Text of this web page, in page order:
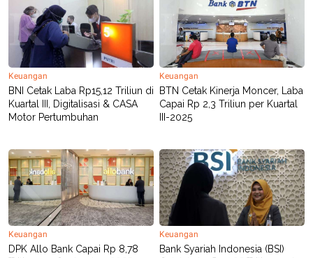
Keuangan
BNI Cetak Laba Rp15,12 Triliun di
Kuartal III, Digitalisasi & CASA
Motor Pertumbuhan
Keuangan
BTN Cetak Kinerja Moncer, Laba
Capai Rp 2,3 Triliun per Kuartal
III-2025
Keuangan
DPK Allo Bank Capai Rp 8,78
Keuangan
Bank Syariah Indonesia (BSI)